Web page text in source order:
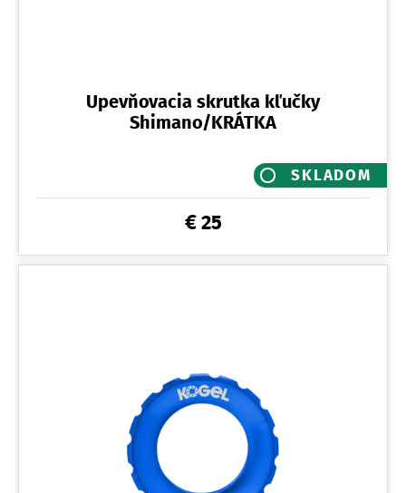
Upevňovacia skrutka kľučky
Shimano/KRÁTKA
SKLADOM
€ 25